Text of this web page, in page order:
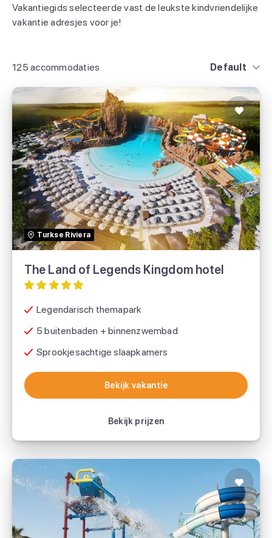
125 accommodaties Default
Turkse Riviera
The Land of Legends Kingdom hotel
Legendarisch themapark
5 buitenbaden + binnenzwembad
Sprookjesachtige slaapkamers
Bekijk vakantie
Bekijk prijzen
The Land of Legends Kingdom hotel
TUI
Bekijk vakantie
Masmavi TUI MAGIC LIFE
Vakantiegids selecteerde vast de leukste kindvriendelijke
vakantie adresjes voor je!